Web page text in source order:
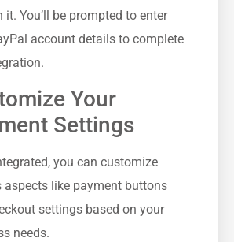
it. You’ll be prompted to enter
account details to complete
Your
Settings
you can customize
aspects like payment buttons
settings based on your
needs.